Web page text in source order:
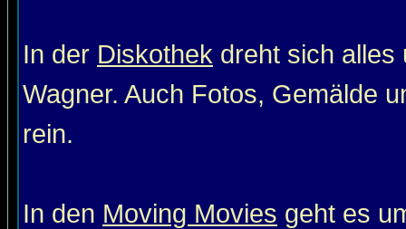
In der Diskothek dreht sich alles
Wagner. Auch Fotos, Gemälde
rein.
In den Moving Movies geht es